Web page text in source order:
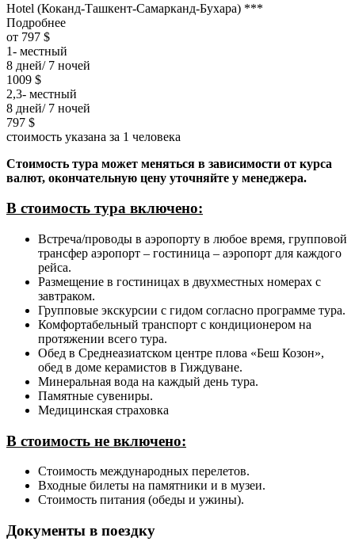
Hotel (Коканд-Ташкент-Самарканд-Бухара) ***
Подробнее
от 797 $
1- местный
8 дней/ 7 ночей
1009 $
2,3- местный
8 дней/ 7 ночей
797 $
стоимость указана за 1 человека
Стоимость тура может меняться в зависимости от курса
валют, окончательную цену уточняйте у менеджера.
В стоимость тура включено:
Встреча/проводы в аэропорту в любое время, групповой
трансфер аэропорт – гостиница – аэропорт для каждого
рейса.
Размещение в гостиницах в двухместных номерах с
завтраком.
Групповые экскурсии с гидом согласно программе тура.
Комфортабельный транспорт с кондиционером на
протяжении всего тура.
Обед в Среднеазиатском центре плова «Беш Козон»,
обед в доме керамистов в Гиждуване.
Минеральная вода на каждый день тура.
Памятные сувениры.
Медицинская страховка
В стоимость не включено:
Стоимость международных перелетов.
Входные билеты на памятники и в музеи.
Стоимость питания (обеды и ужины).
Документы в поездку